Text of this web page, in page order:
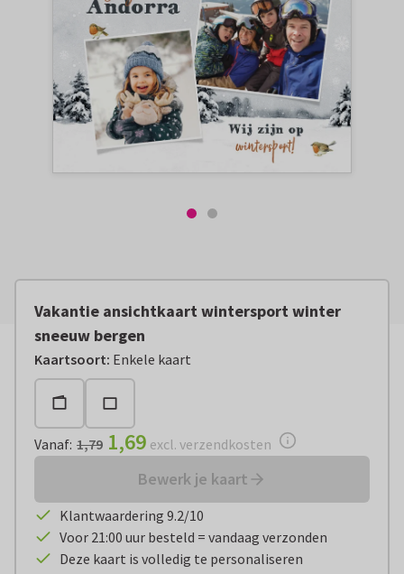
Vakantie ansichtkaart wintersport winter
sneeuw bergen
Kaartsoort: Enkele kaart
Vanaf:€ 1,69 excl. verzendkosten
Vanaf: 1,79 1,69 excl. verzendkosten
Bewerk je kaart
Klantwaardering 9.2/10
Voor 21:00 uur besteld = vandaag verzonden
Deze kaart is volledig te personaliseren